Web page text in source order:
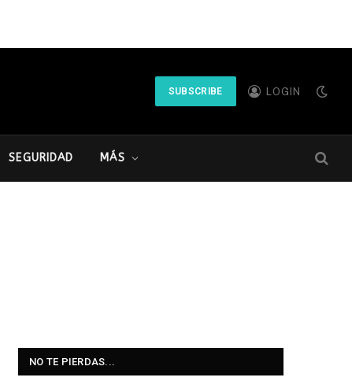
SUBSCRIBE LOGIN
SEGURIDAD MÁS
NO TE PIERDAS...